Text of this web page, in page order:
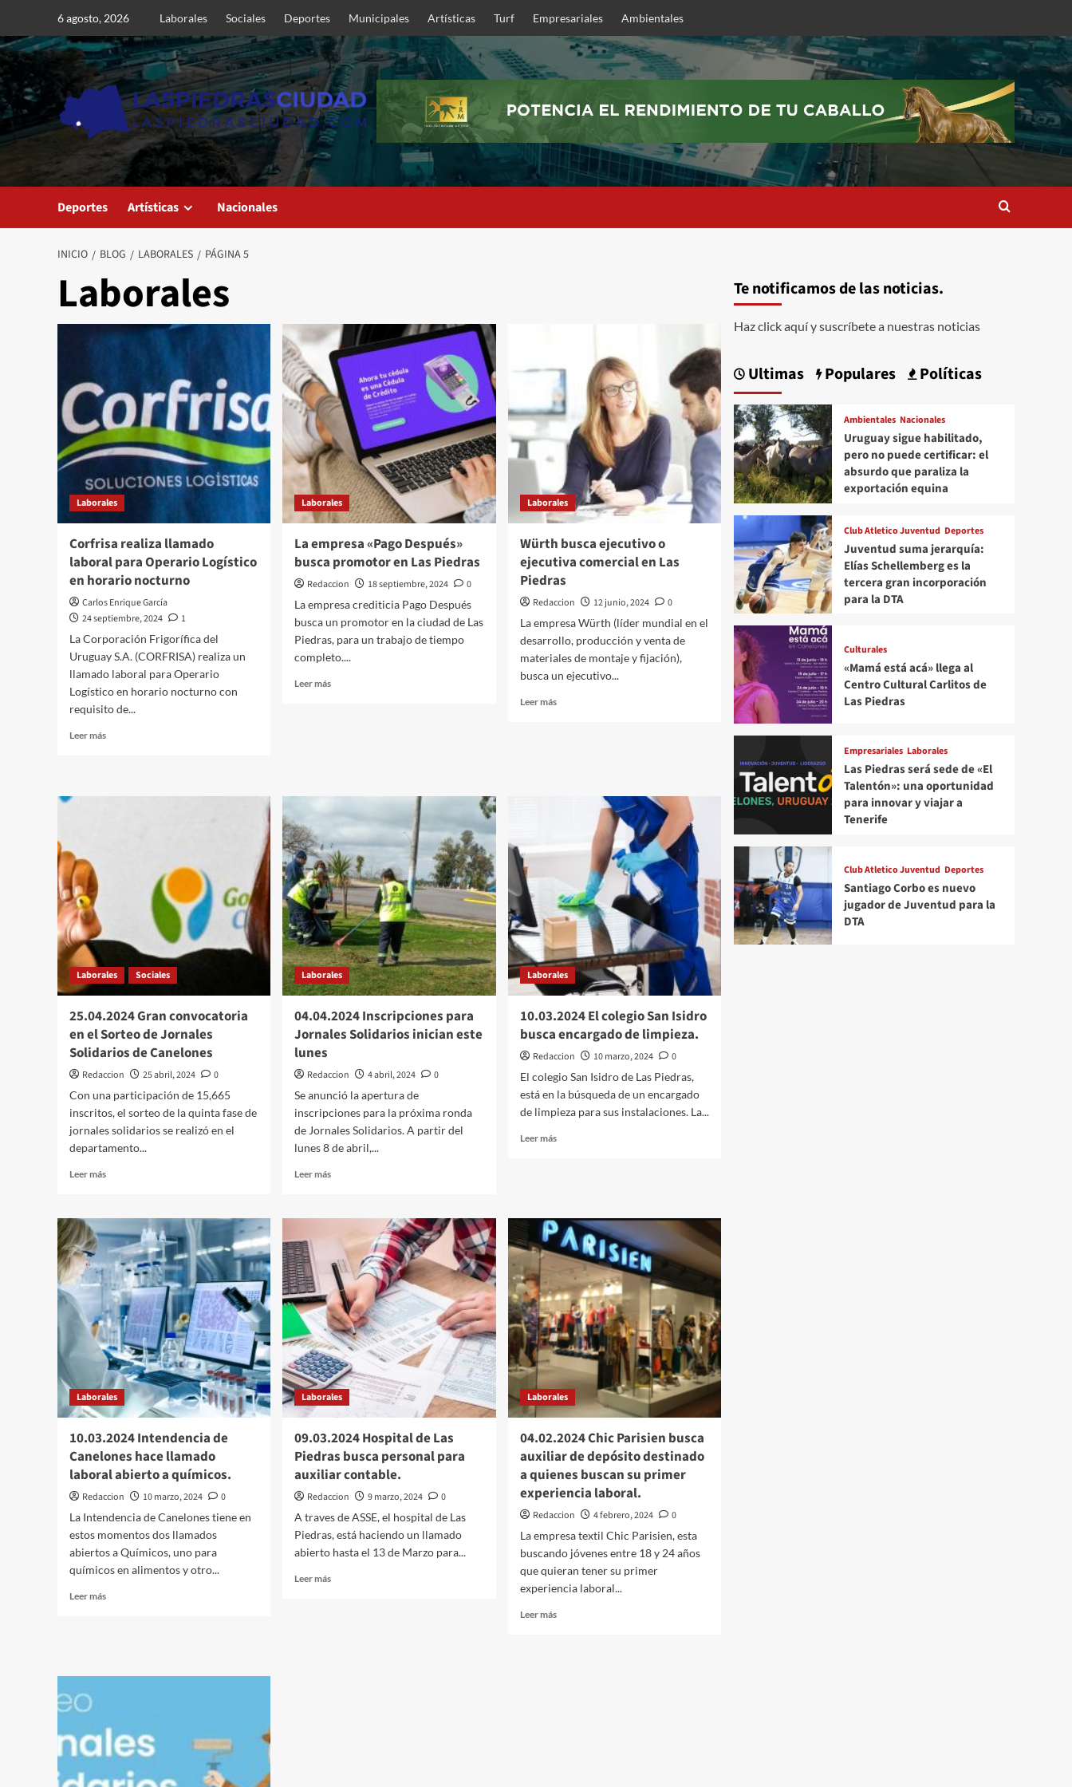
contenido
6 agosto, 2026 Laborales Sociales Deportes Municipales Artísticas Turf Empresariales Ambientales
Deportes Artísticas Nacionales
INICIO BLOG LABORALES PÁGINA 5
Laborales
Laborales
Corfrisa realiza llamado
laboral para Operario Logístico
en horario nocturno
Carlos Enrique García
24 septiembre, 2024
1
La Corporación Frigorífica del
Uruguay S.A. (CORFRISA) realiza un
llamado laboral para Operario
Logístico en horario nocturno con
requisito de...
Leer másLeer
Laborales
La empresa «Pago Después»
busca promotor en Las Piedras
Redaccion 18 septiembre, 2024
0
La empresa crediticia Pago Después
busca un promotor en la ciudad de Las
Piedras, para un trabajo de tiempo
completo....
Leer másLeer
Piedras
Laborales
Würth busca ejecutivo o
ejecutiva comercial en Las
Piedras
Redaccion 12 junio, 2024
0
La empresa Würth (líder mundial en el
desarrollo, producción y venta de
materiales de montaje y fijación),
busca un ejecutivo...
Leer másLeer
Las
Laborales Sociales
25.04.2024 Gran convocatoria
en el Sorteo de Jornales
Solidarios de Canelones
Redaccion 25 abril, 2024
0
Con una participación de 15,665
inscritos, el sorteo de la quinta fase de
jornales solidarios se realizó en el
departamento...
Leer másLeer
25.04.2024
Gran
convocatoria
en
Sorteo
de
Jornales
Solidarios
de
Canelones
Laborales
04.04.2024 Inscripciones para
Jornales Solidarios inician este
lunes
Redaccion 4 abril, 2024
0
Se anunció la apertura de
inscripciones para la próxima ronda
de Jornales Solidarios. A partir del
lunes 8 de abril,...
Leer másLeer
04.04.2024
Inscripciones
para
Jornales
Solidarios
inician
este
lunes
Laborales
10.03.2024 El colegio San Isidro
busca encargado de limpieza.
Redaccion 10 marzo, 2024
0
El colegio San Isidro de Las Piedras,
está en la búsqueda de un encargado
de limpieza para sus instalaciones. La...
Leer másLeer
San
Isidro
busca
encargado
de
limpieza.
Laborales
10.03.2024 Intendencia de
Canelones hace llamado
laboral abierto a químicos.
Redaccion 10 marzo, 2024
0
La Intendencia de Canelones tiene en
estos momentos dos llamados
abiertos a Químicos, uno para
químicos en alimentos y otro...
Leer másLeer
laboral
abierto
a
químicos.
Laborales
09.03.2024 Hospital de Las
Piedras busca personal para
auxiliar contable.
Redaccion 9 marzo, 2024
0
A traves de ASSE, el hospital de Las
Piedras, está haciendo un llamado
abierto hasta el 13 de Marzo para...
Leer másLeer
Laborales
04.02.2024 Chic Parisien busca
auxiliar de depósito destinado
a quienes buscan su primer
experiencia laboral.
Redaccion 4 febrero, 2024
0
La empresa textil Chic Parisien, esta
buscando jóvenes entre 18 y 24 años
que quieran tener su primer
experiencia laboral...
Leer másLeer
Te notificamos de las noticias.
Haz click aquí y suscríbete a nuestras noticias
Ultimas Populares Políticas
Ambientales Nacionales
Uruguay sigue habilitado,
pero no puede certificar: el
absurdo que paraliza la
exportación equina
Club Atletico Juventud Deportes
Juventud suma jerarquía:
Elías Schellemberg es la
tercera gran incorporación
para la DTA
Culturales
«Mamá está acá» llega al
Centro Cultural Carlitos de
Las Piedras
Empresariales Laborales
Las Piedras será sede de «El
Talentón»: una oportunidad
para innovar y viajar a
Tenerife
Club Atletico Juventud Deportes
Santiago Corbo es nuevo
jugador de Juventud para la
DTA